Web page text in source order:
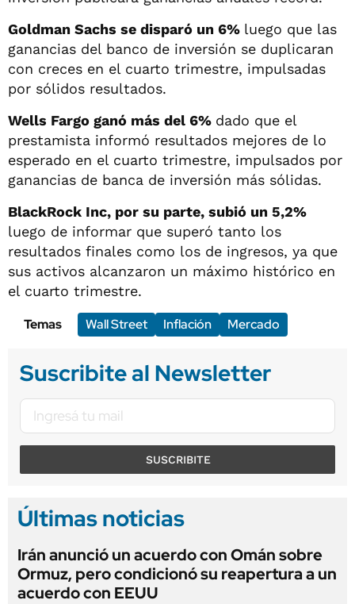
Goldman Sachs se disparó un 6% luego que las
ganancias del banco de inversión se duplicaran
con creces en el cuarto trimestre, impulsadas
por sólidos resultados.
Wells Fargo ganó más del 6% dado que el
prestamista informó resultados mejores de lo
esperado en el cuarto trimestre, impulsados por
ganancias de banca de inversión más sólidas.
BlackRock Inc, por su parte, subió un 5,2%
luego de informar que superó tanto los
resultados finales como los de ingresos, ya que
sus activos alcanzaron un máximo histórico en
el cuarto trimestre.
Temas
Wall Street Inflación Mercado
Suscribite al Newsletter
SUSCRIBITE
Últimas noticias
Irán anunció un acuerdo con Omán sobre
Ormuz, pero condicionó su reapertura a un
acuerdo con EEUU